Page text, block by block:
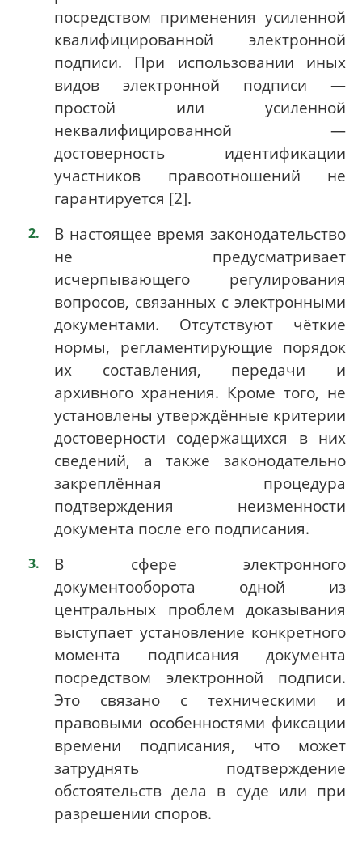
посредством применения усиленной
квалифицированной электронной
подписи. При использовании иных
видов электронной подписи —
простой или усиленной
неквалифицированной —
достоверность идентификации
участников правоотношений не
гарантируется [2].
В настоящее время законодательство
не предусматривает
исчерпывающего регулирования
вопросов, связанных с электронными
документами. Отсутствуют чёткие
нормы, регламентирующие порядок
их составления, передачи и
архивного хранения. Кроме того, не
установлены утверждённые критерии
достоверности содержащихся в них
сведений, а также законодательно
закреплённая процедура
подтверждения неизменности
документа после его подписания.
В сфере электронного
документооборота одной из
центральных проблем доказывания
выступает установление конкретного
момента подписания документа
посредством электронной подписи.
Это связано с техническими и
правовыми особенностями фиксации
времени подписания, что может
затруднять подтверждение
обстоятельств дела в суде или при
разрешении споров.